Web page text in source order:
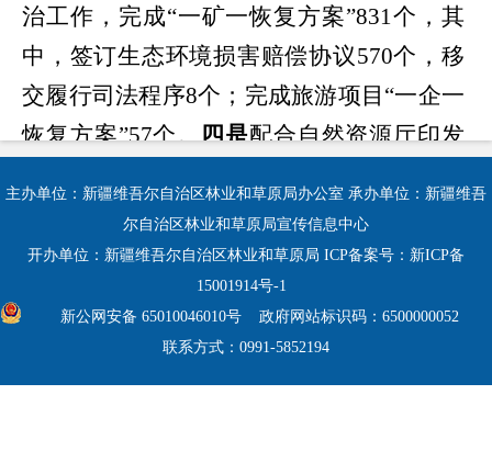
治工作，完成“一矿一恢复方案”831个，其
中，签订生态环境损害赔偿协议570个，移
交履行司法程序8个；完成旅游项目 “一企一
恢复方案”57个。四是配合自然资源厅印发
2024年工作计划。
（ 二）第47项整改任务。一是持续加强
胡杨林补水指导和调度工作。
分管领导 3 次前往阿瓦提县、柯坪县指导胡
主办单位：新疆维吾尔自治区林业和草原局办公室 承办单位：新疆维吾
尔自治区林业和草原局宣传信息中心
开办单位：新疆维吾尔自治区林业和草原局 ICP备案号： 新ICP备
15001914号-1
新公网安备 65010046010号
政府网站标识码：6500000052
联系方式：0991-5852194